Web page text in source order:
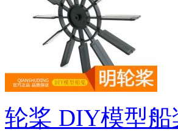
轮桨 DIY模型船